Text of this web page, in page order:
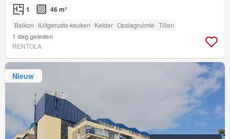
1 46 m²
Balkon IUitgeruste keuken Kelder Opslagruimte Tillen
1 dag geleden
RENTOLA
Nieuw